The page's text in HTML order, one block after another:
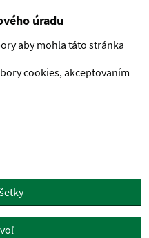
úradu
aby mohla táto stránka
cookies, akceptovaním